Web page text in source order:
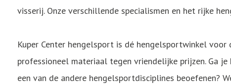
visserij. Onze verschillende specialismen en het rijke
Kuper Center hengelsport is dé hengelsportwinkel
professioneel materiaal tegen vriendelijke prijzen. Ga
een van de andere hengelsportdisciplines beoefenen?